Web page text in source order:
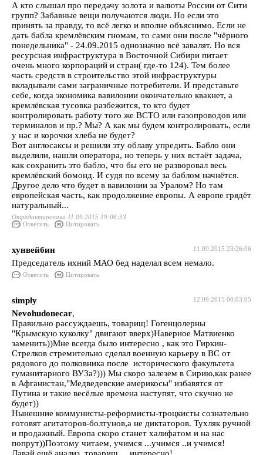
А кто слышал про передачу золота и валюты России от Сити
групп? Забавные вещи получаются люди. Но если это
принять за правду, то всё легко и вполне объяснимо. Если не
дать бабла кремлёвским гномам, то сами они после "чёрного
понедельника" - 24.09.2015 однозначно всё завалят. Но вся
ресурсная инфраструктура в Восточной Сибири питает
очень много корпораций и стран( где-то 124). Тем более
часть средств в строительство этой инфраструктуры
вкладывали сами заграничные потребители. И представьте
себе, когда экономика вавилонии окончательно квакнет, а
кремлёвская тусовка разбежится, то кто будет
контролировать работу того же ВСТО или газопроводов или
терминалов и пр.? Мы? А как мы будем контролировать, если
у нас и корочки хлеба не будет?
Вот англосаксы и решили эту облаву упредить. Бабло они
выделили, нашли оператора, но теперь у них встаёт задача,
как сохранить это бабло, что бы его не разворовал весь
кремлёвский бомонд. И судя по всему за баблом начнётся.
Другое дело что будет в вавилонии за Уралом? Но там
европейская часть, как продолжение европы. А европе грядёт
натуральный...
Отредактировано 11.09.2015 19:06:33
Ответить
Цитировать
11.09.2015 23:26:06
хунвейбин
Председатель ихний МАО бед наделал всем немало.
Ответить Цитировать
12.09.2015 00:03:05
simply
Nevohudonecar,
Правильно рассуждаешь, товарищ! Гогенцолерны
"Крымскую куколку" двигают вверх)Наверное Матвиенко
заменить))Мне всегда было интересно , как это Гиркин-
Стрелков стремительно сделал военную карьеру в ВС от
рядового до полковника после исторического факультета
гуманитарного ВУЗа?))) Мы скоро залезем в Сирию,как ранее
в Афганистан,"Медведевские америкосы" избавятся от
Путина и такие весёлые времена наступят, что скучно не
будет))
Нынешние коммунисты-реформисты-троцкисты сознательно
готовят агитаторов-болтунов,а не диктаторов. Тухляк ручной
и продажный. Европа скоро станет халифатом и на нас
попрут))Поэтому читаем, учимся ...учимся ..и учимся!